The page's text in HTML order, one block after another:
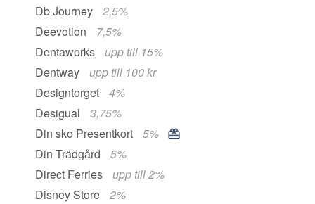
Db Journey
2,5%
Deevotion
7,5%
Dentaworks
upp till 15%
Dentway
upp till 100 kr
Designtorget
4%
Desigual
3,75%
Din sko Presentkort
5%
Din Trädgård
5%
Direct Ferries
upp till 2%
Disney Store
2%